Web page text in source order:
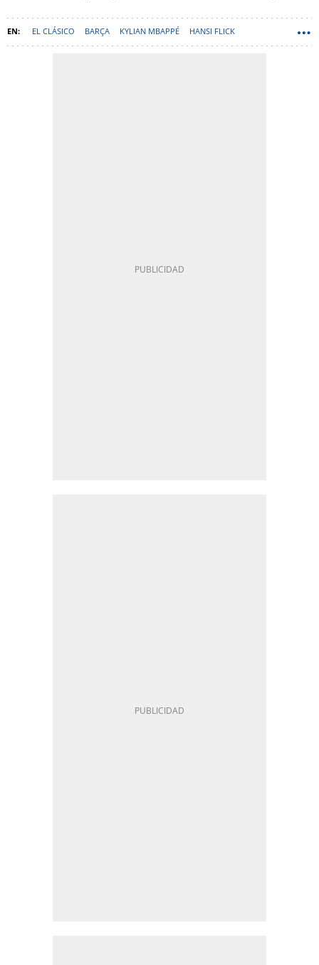
EL CLÁSICO BARÇA KYLIAN MBAPPÉ HANSI FLICK